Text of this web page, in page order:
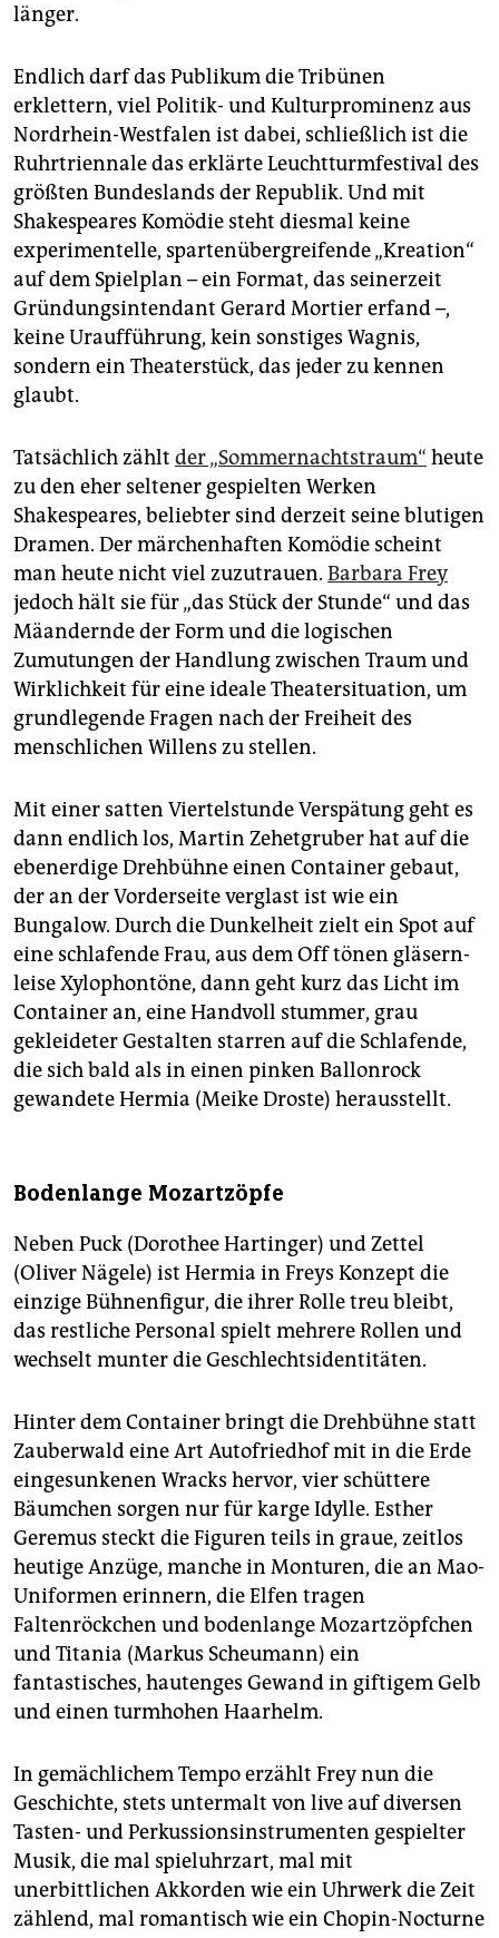
länger.
Endlich darf das Publikum die Tribünen
erklettern, viel Politik- und Kulturprominenz aus
Nordrhein-Westfalen ist dabei, schließlich ist die
Ruhrtriennale das erklärte Leuchtturmfestival des
größten Bundeslands der Republik. Und mit
Shakespeares Komödie steht diesmal keine
experimentelle, sparten­übergreifende „­Kreation“
auf dem Spielplan – ein Format, das seinerzeit
Gründungsintendant Gerard ­Mortier erfand –,
keine Uraufführung, kein sonstiges Wagnis,
sondern ein Thea­ter­stück, das jeder zu kennen
glaubt.
Tatsächlich zählt der „Sommernachtstraum“ heute
zu den eher seltener gespielten Werken
Shakespeares, beliebter sind derzeit seine blutigen
Dramen. Der märchenhaften Komödie scheint
man heute nicht viel zuzutrauen. Barbara Frey
jedoch hält sie für „das Stück der Stunde“ und das
Mäandernde der Form und die logischen
Zumutungen der Handlung zwischen Traum und
Wirklichkeit für eine ideale Theatersituation, um
grundlegende Fragen nach der Freiheit des
menschlichen Willens zu stellen.
Mit einer satten Viertelstunde Verspätung geht es
dann endlich los, Martin Zehetgruber hat auf die
ebenerdige Drehbühne einen Container gebaut,
der an der Vorderseite verglast ist wie ein
Bungalow. Durch die Dunkelheit zielt ein Spot auf
eine schlafende Frau, aus dem Off tönen gläsern-
leise Xylophontöne, dann geht kurz das Licht im
Container an, eine Handvoll stummer, grau
gekleideter Gestalten starren auf die Schlafende,
die sich bald als in einen pinken Ballonrock
gewandete Hermia (Meike Droste) herausstellt.
Bodenlange Mozartzöpfe
Neben Puck (Dorothee Hartinger) und Zettel
(Oliver Nägele) ist Hermia in Freys Konzept die
einzige Bühnenfigur, die ihrer Rolle treu bleibt,
das restliche Personal spielt mehrere Rollen und
wechselt munter die Geschlechtsidentitäten.
Hinter dem Container bringt die Drehbühne statt
Zauberwald eine Art Autofriedhof mit in die Erde
eingesunkenen Wracks hervor, vier schüttere
Bäumchen sorgen nur für karge Idylle. ­Esther
Geremus steckt die Figuren teils in graue, zeitlos
heutige Anzüge, manche in Monturen, die an Mao-
Uniformen erinnern, die Elfen tragen
Faltenröckchen und bodenlange Mozartzöpfchen
und Titania (Markus Scheumann) ein
fantastisches, hautenges Gewand in giftigem Gelb
und einen turmhohen Haarhelm.
In gemächlichem Tempo erzählt Frey nun die
Geschichte, stets untermalt von live auf diversen
Tasten- und Perkussionsinstrumenten gespielter
Musik, die mal spieluhrzart, mal mit
unerbittlichen Akkorden wie ein Uhrwerk die Zeit
zählend, mal romantisch wie ein Chopin-Nocturne